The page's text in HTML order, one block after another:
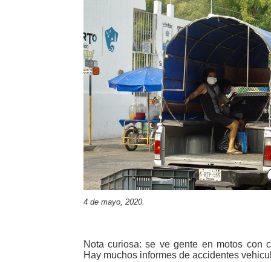
4 de mayo, 2020.
Nota curiosa: se ve gente en motos con
Hay muchos informes de accidentes